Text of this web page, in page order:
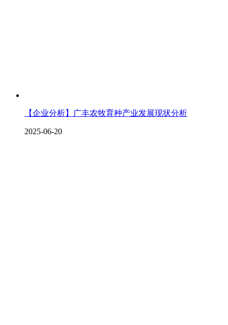
【企业分析】广丰农牧育种产业发展现状分析
2025-06-20